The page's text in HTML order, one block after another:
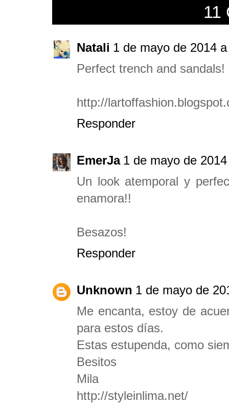
11
Natali 1 de mayo de 2014
Perfect trench and
http://
Responder
EmerJa 1 de mayo de
Un look atemporal y
enamora!!
Besazos!
Responder
Unknown 1 de mayo de
Me encanta, estoy de
para estos días.
Estas estupenda, como
Besitos
Mila
http://styleinlima.net/